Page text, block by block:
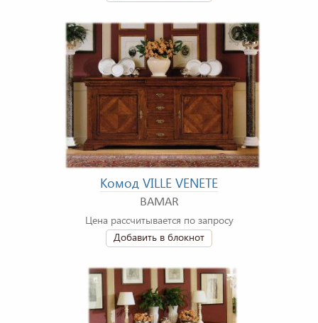
Комод VILLE VENETE
BAMAR
Цена рассчитывается по запросу
Добавить в блокнот